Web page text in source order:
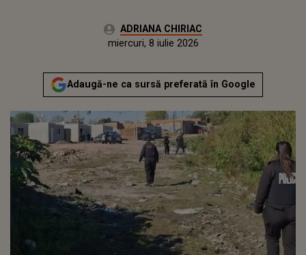
Autor:ADRIANA CHIRIAC
Actualizat:
miercuri, 8 iulie 2026
Adaugă-ne ca sursă preferată în Google